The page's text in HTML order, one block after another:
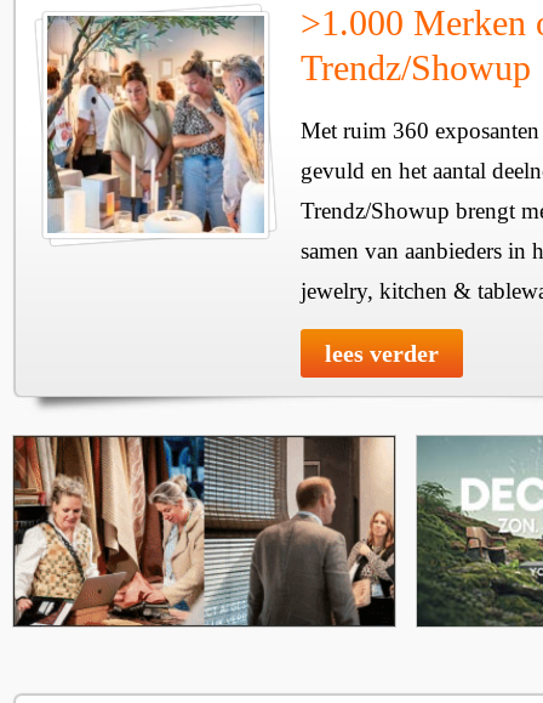
>1.000 Merken
Trendz/Showup
Met ruim 360
gevuld en het aantal
Trendz/Showup brengt
samen van aanbieders in
jewelry, kitchen &
lees verder